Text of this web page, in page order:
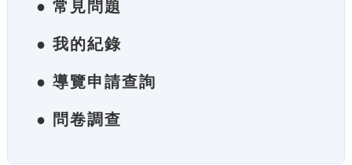
● 常見問題
● 我的紀錄
● 導覽申請查詢
● 問卷調查